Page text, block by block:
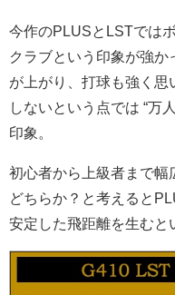
今作のPLUSとLSTでは
クラブという印象が強
が上がり、打球も強く思
しないという点では “万
印象。
初心者から上級者まで幅
どちらか？と考えると
安定した飛距離を生むと